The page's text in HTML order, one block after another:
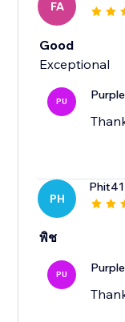
FA
Good
Exceptional
PU
PH
พิช
PU